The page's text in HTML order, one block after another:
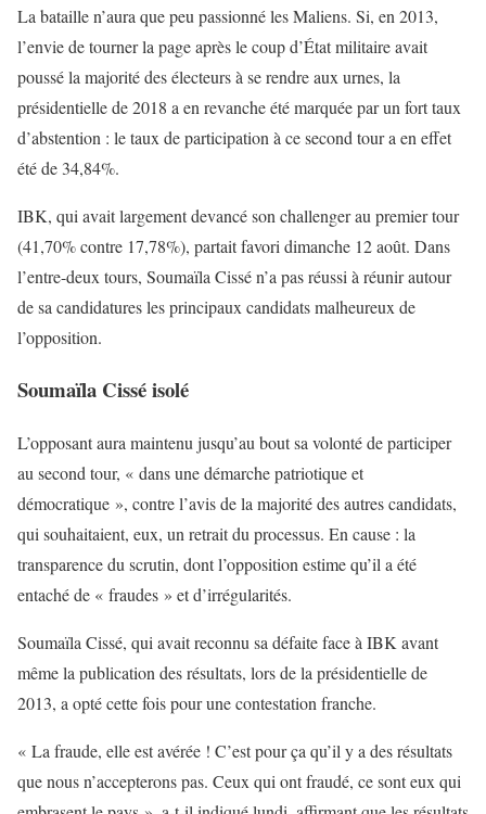
La bataille n’aura que peu passionné les Maliens. Si, en 2013,
l’envie de tourner la page après le coup d’État militaire avait
poussé la majorité des électeurs à se rendre aux urnes, la
présidentielle de 2018 a en revanche été marquée par un fort taux
d’abstention : le taux de participation à ce second tour a en effet
été de 34,84%.
IBK, qui avait largement devancé son challenger au premier tour
(41,70% contre 17,78%), partait favori dimanche 12 août. Dans
l’entre-deux tours, Soumaïla Cissé n’a pas réussi à réunir autour
de sa candidatures les principaux candidats malheureux de
l’opposition.
Soumaïla Cissé isolé
L’opposant aura maintenu jusqu’au bout sa volonté de participer
au second tour, « dans une démarche patriotique et
démocratique », contre l’avis de la majorité des autres candidats,
qui souhaitaient, eux, un retrait du processus. En cause : la
transparence du scrutin, dont l’opposition estime qu’il a été
entaché de « fraudes » et d’irrégularités.
Soumaïla Cissé, qui avait reconnu sa défaite face à IBK avant
même la publication des résultats, lors de la présidentielle de
2013, a opté cette fois pour une contestation franche.
« La fraude, elle est avérée ! C’est pour ça qu’il y a des résultats
que nous n’accepterons pas. Ceux qui ont fraudé, ce sont eux qui